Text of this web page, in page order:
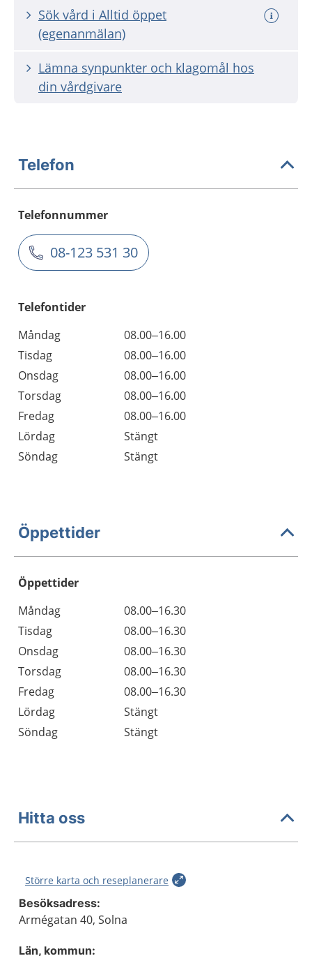
Sök vård i Alltid öppet
(egenanmälan)
Lämna synpunkter och klagomål hos
din vårdgivare
Telefon
Telefonnummer
08-123 531 30
Telefontider
Måndag
08.00–16.00
Tisdag
08.00–16.00
Onsdag
08.00–16.00
Torsdag
08.00–16.00
Fredag
08.00–16.00
Lördag
Stängt
Söndag
Stängt
Öppettider
Öppettider
Dag
Öppettider
Kommentarer
Måndag
08.00–16.30
Tisdag
08.00–16.30
Onsdag
08.00–16.30
Torsdag
08.00–16.30
Fredag
08.00–16.30
Lördag
Stängt
Söndag
Stängt
Hitta oss
Större karta och reseplanerare
Besöksadress:
Armégatan 40, Solna
Län, kommun: